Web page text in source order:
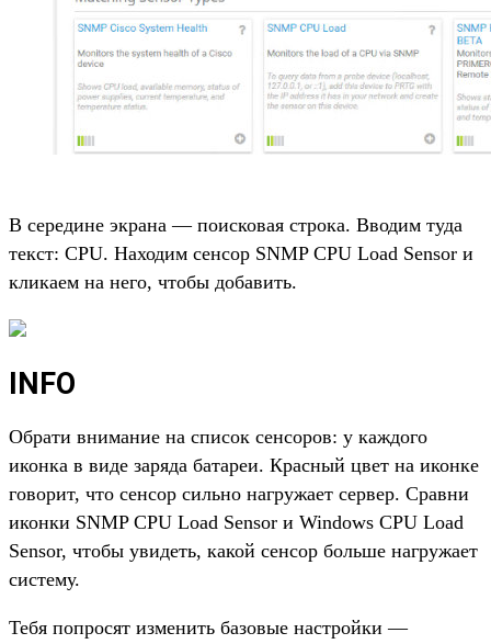
В середине экрана — поисковая строка. Вводим туда
текст: CPU. Находим сенсор SNMP CPU Load Sensor и
кликаем на него, чтобы добавить.
INFO
Обрати внимание на список сенсоров: у каждого
иконка в виде заряда батареи. Красный цвет на иконке
говорит, что сенсор сильно нагружает сервер. Сравни
иконки SNMP CPU Load Sensor и Windows CPU Load
Sensor, чтобы увидеть, какой сенсор больше нагружает
систему.
Тебя попросят изменить базовые настройки —